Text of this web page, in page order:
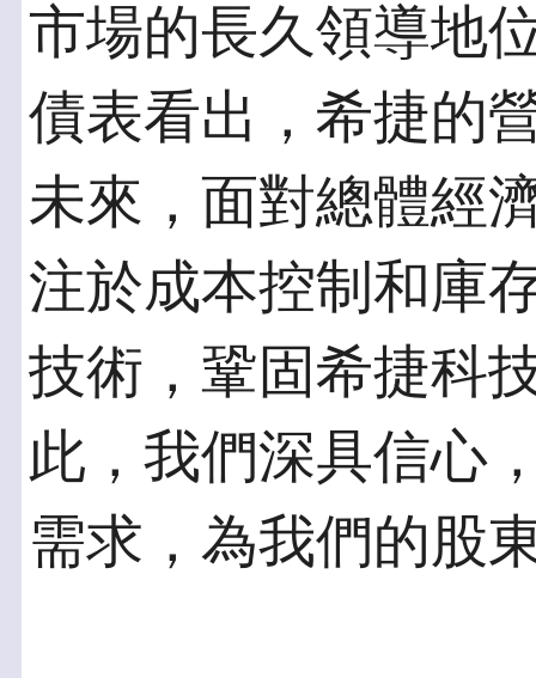
市場的長久領導地
債表看出，希捷的
未來，面對總體經
注於成本控制和庫
技術，鞏固希捷科
此，我們深具信心
需求，為我們的股